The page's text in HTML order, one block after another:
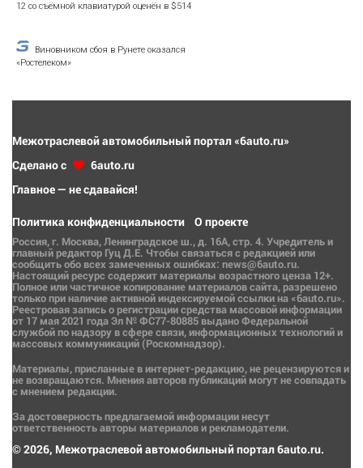
12 со съёмной клавиатурой оценён в $514
Виновником сбоя в Рунете оказался
«Ростелеком»
Межотраслевой автомобильный портал «6auto.ru»
Сделано с
6auto.ru
Главное — не сдавайся!
Политика конфиденциальности О проекте
Россия, г. Москва, Ленинградское ш., д. 16А, стр. 4. Учредитель и
главный редактор Гуц Д.Е. Чтобы связаться с редакцией или
сообщить обо всех замеченных ошибках: news@6auto.ru.
Настоящий ресурс содержит материалы возрастного ценза 12+.
Полное или частичное копирование материалов сайта, разрешено
только при наличие активной индексируемой ссылки на «6auto.ru».
Реестровая запись о регистрации средства массовой информации
от 17 мая 2021 года Эл № ФС77-80885 выдано Федеральной
службой по надзору в сфере связи, информационных технологий и
массовых коммуникаций (Роскомнадзор).
Материалы, присланные в интернет-редакцию, не рецензируются и
не возвращаются. Мнения авторов публикаций могут не совпадать
с мнением редакции.
За достоверность предлагаемой информации несут
ответственность авторы материалов и рекламодатели.
© 2026, Межотраслевой автомобильный портал 6auto.ru.